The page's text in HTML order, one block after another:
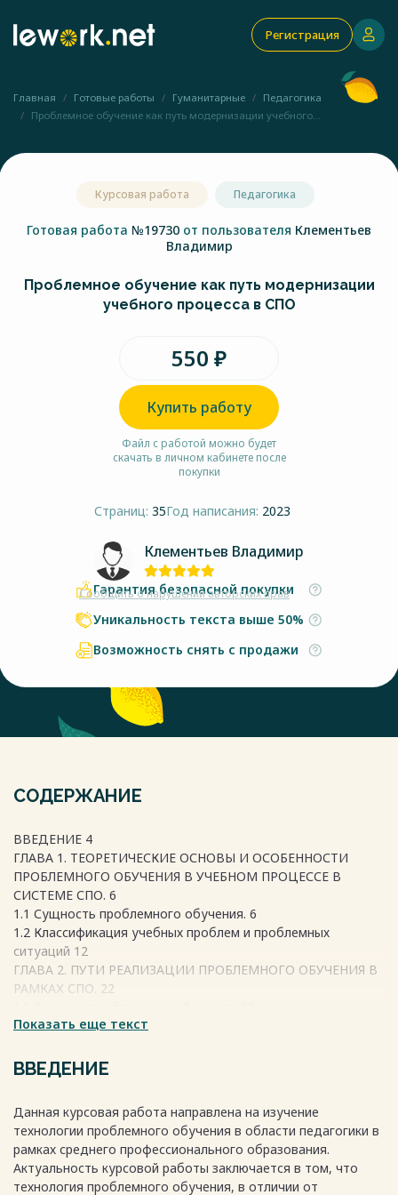
Регистрация
Главная Готовые работы Гуманитарные
Педагогика
Проблемное обучение как путь модернизации учебного...
Курсовая работа Педагогика
Готовая работа №19730 от пользователя Клементьев
Владимир
Проблемное обучение как путь модернизации
учебного процесса в СПО
550 ₽
Купить работу
Файл с работой можно будет
скачать в личном кабинете после
покупки
Страниц: 35Год написания: 2023
Клементьев Владимир
Сообщить о нарушении авторских прав
Гарантия безопасной покупки
Уникальность текста выше 50%
Возможность снять с продажи
СОДЕРЖАНИЕ
ВВЕДЕНИЕ 4
ГЛАВА 1. ТЕОРЕТИЧЕСКИЕ ОСНОВЫ И ОСОБЕННОСТИ
ПРОБЛЕМНОГО ОБУЧЕНИЯ В УЧЕБНОМ ПРОЦЕССЕ В
СИСТЕМЕ СПО. 6
1.1 Сущность проблемного обучения. 6
1.2 Классификация учебных проблем и проблемных
ситуаций 12
ГЛАВА 2. ПУТИ РЕАЛИЗАЦИИ ПРОБЛЕМНОГО ОБУЧЕНИЯ В
РАМКАХ СПО. 22
1.2 Актуальные приемы применения проблемного обучения
ЗАКЛЮЧЕНИЕ 33
СПИСОК ЛИТЕРАТУРЫ 35
Весь текст будет доступенпосле покупки
Показать еще текст
ВВЕДЕНИЕ
Данная курсовая работа направлена на изучение
технологии проблемного обучения в области педагогики в
рамках среднего профессионального образования.
Актуальность курсовой работы заключается в том, что
технология проблемного обучения, в отличии от